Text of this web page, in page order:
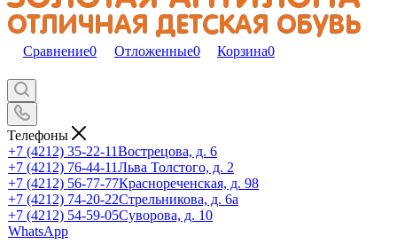
Сравнение0 Отложенные0 Корзина0
Телефоны
+7 (4212) 35-22-11Вострецова, д. 6
+7 (4212) 76-44-11Льва Толстого, д. 2
+7 (4212) 56-77-77Краснореченская, д. 98
+7 (4212) 74-20-22Стрельникова, д. 6а
+7 (4212) 54-59-05Суворова, д. 10
WhatsApp